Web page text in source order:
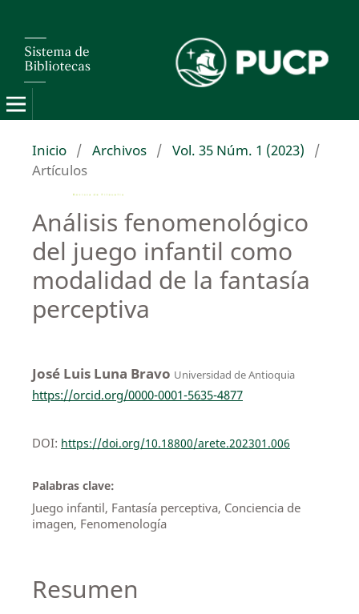
Inicio / Archivos / Vol. 35 Núm. 1 (2023)
/
Artículos
Análisis fenomenológico
del juego infantil como
modalidad de la fantasía
perceptiva
José Luis Luna Bravo Universidad de Antioquia
https://orcid.org/0000-0001-5635-4877
DOI: https://doi.org/10.18800/arete.202301.006
Palabras clave:
Juego infantil, Fantasía perceptiva, Conciencia de
imagen, Fenomenología
Resumen